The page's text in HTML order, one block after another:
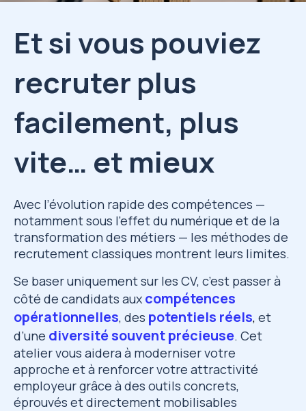
Et si vous pouviez
recruter plus
facilement, plus
vite… et mieux
Avec l’évolution rapide des compétences —
notamment sous l’effet du numérique et de la
transformation des métiers — les méthodes de
recrutement classiques montrent leurs limites.
Se baser uniquement sur les CV, c’est passer à
côté de candidats aux compétences
opérationnelles, des potentiels réels, et
d’une diversité souvent précieuse. Cet
atelier vous aidera à moderniser votre
approche et à renforcer votre attractivité
employeur grâce à des outils concrets,
éprouvés et directement mobilisables